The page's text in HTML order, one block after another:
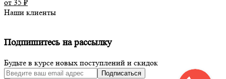
от 35 ₽
Наши клиенты
Подпишитесь на рассылку
Будьте в курсе новых поступлений и скидок
Подписаться